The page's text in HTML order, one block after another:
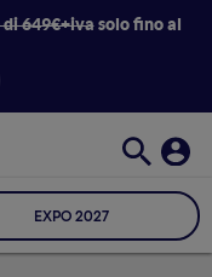
649€+ivasolo fino al
EXPO 2027